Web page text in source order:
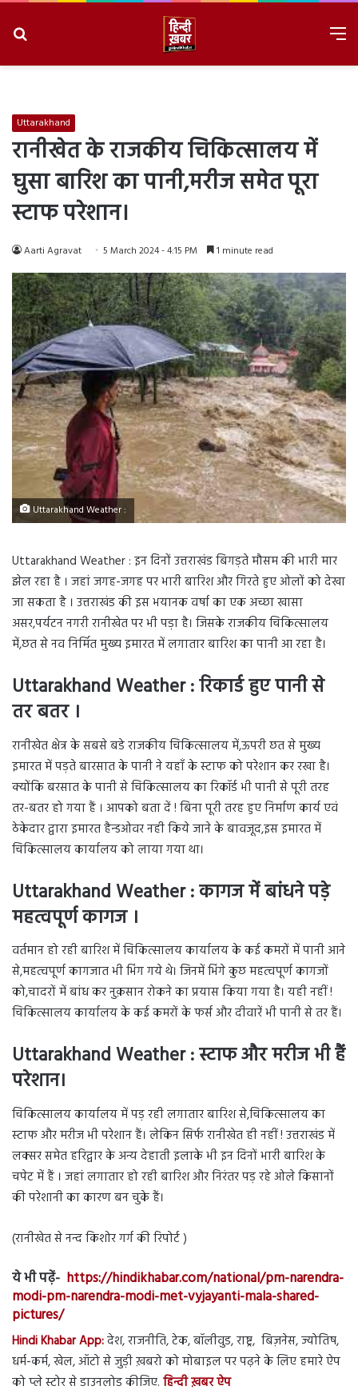
Uttarakhand
रानीखेत के राजकीय चिकित्सालय में
घुसा बारिश का पानी,मरीज समेत पूरा
स्टाफ परेशान।
Aarti Agravat 5 March 2024 - 4:15 PM 1 minute read
Uttarakhand Weather :
Uttarakhand Weather : इन दिनों उत्तराखंड बिगड़ते मौसम की भारी मार
झेल रहा है । जहां जगह-जगह पर भारी बारिश और गिरते हुए ओलों को देखा
जा सकता है । उत्तराखंड की इस भयानक वर्षा का एक अच्छा खासा
असर,पर्यटन नगरी रानीखेत पर भी पड़ा है। जिसके राजकीय चिकित्सालय
में,छत से नव निर्मित मुख्य इमारत में लगातार बारिश का पानी आ रहा है।
Uttarakhand Weather : रिकार्ड हुए पानी से
तर बतर ।
रानीखेत क्षेत्र के सबसे बडे राजकीय चिकित्सालय में,ऊपरी छत से मुख्य
इमारत में पड़ते बारसात के पानी ने यहाँ के स्टाफ को परेशान कर रखा है।
क्योंकि बरसात के पानी से चिकित्सालय का रिकॉर्ड भी पानी से पूरी तरह
तर-बतर हो गया हैं । आपको बता दें ! बिना पूरी तरह हुए निर्माण कार्य एवं
ठेकेदार द्वारा इमारत हैन्डओवर नही किये जाने के बावजूद,इस इमारत में
चिकित्सालय कार्यालय को लाया गया था।
Uttarakhand Weather : कागज में बांधने पड़े
महत्वपूर्ण कागज ।
वर्तमान हो रही बारिश में चिकित्सालय कार्यालय के कई कमरों में पानी आने
से,महत्वपूर्ण कागजात भी भिंग गये थे। जिनमें भिंगे कुछ महत्वपूर्ण कागजों
को,चादरों में बांध कर नुक़सान रोकने का प्रयास किया गया है। यही नहीं !
चिकित्सालय कार्यालय के कई कमरों के फर्स और दीवारें भी पानी से तर हैं।
Uttarakhand Weather : स्टाफ और मरीज भी हैं
परेशान।
चिकित्सालय कार्यालय में पड़ रही लगातार बारिश से,चिकित्सालय का
स्टाफ और मरीज भी परेशान हैं। लेकिन सिर्फ रानीखेत ही नहीं ! उत्तराखंड में
लक्सर समेत हरिद्वार के अन्य देहाती इलाके भी इन दिनों भारी बारिश के
चपेट में हैं । जहां लगातार हो रही बारिश और निरंतर पड़ रहे ओले किसानों
की परेशानी का कारण बन चुके हैं।
(रानीखेत से नन्द किशोर गर्ग की रिपोर्ट )
ये भी पढ़ें- https://hindikhabar.com/national/pm-narendra-
modi-pm-narendra-modi-met-vyjayanti-mala-shared-
pictures/
Hindi Khabar App:देश, राजनीति, टेक, बॉलीवुड, राष्ट्र, बिज़नेस, ज्योतिष,
धर्म-कर्म, खेल, ऑटो से जुड़ी ख़बरो को मोबाइल पर पढ़ने के लिए हमारे ऐप
को प्ले स्टोर से डाउनलोड कीजिए. हिन्दी ख़बर ऐप